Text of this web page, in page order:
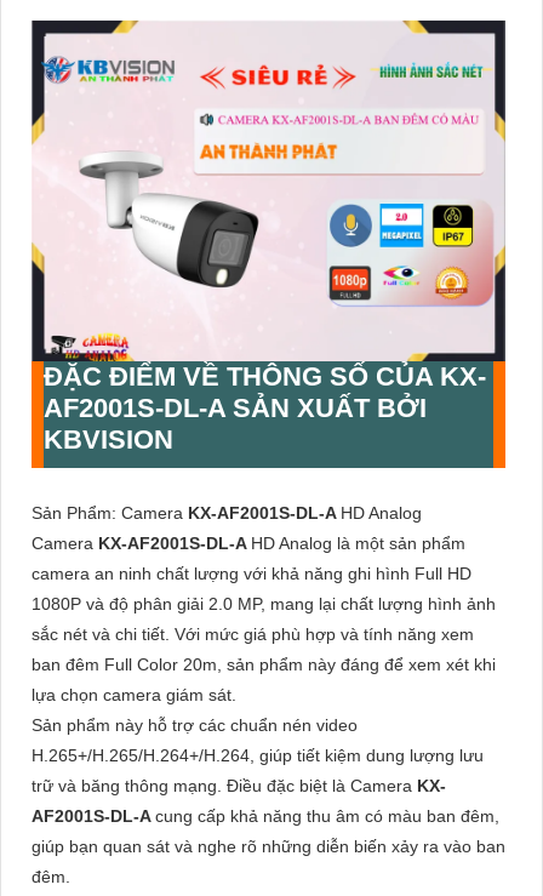
ĐẶC ĐIỂM VỀ THÔNG SỐ CỦA KX-
AF2001S-DL-A SẢN XUẤT BỞI
KBVISION
Sản Phẩm: Camera KX-AF2001S-DL-A HD Analog
Camera KX-AF2001S-DL-A HD Analog là một sản phẩm
camera an ninh chất lượng với khả năng ghi hình Full HD
1080P và độ phân giải 2.0 MP, mang lại chất lượng hình ảnh
sắc nét và chi tiết. Với mức giá phù hợp và tính năng xem
ban đêm Full Color 20m, sản phẩm này đáng để xem xét khi
lựa chọn camera giám sát.
Sản phẩm này hỗ trợ các chuẩn nén video
H.265+/H.265/H.264+/H.264, giúp tiết kiệm dung lượng lưu
trữ và băng thông mạng. Điều đặc biệt là Camera KX-
AF2001S-DL-Acung cấp khả năng thu âm có màu ban đêm,
giúp bạn quan sát và nghe rõ những diễn biến xảy ra vào ban
đêm.